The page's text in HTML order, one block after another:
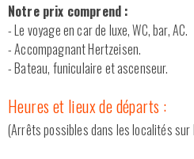
Notre prix comprend :
- Le voyage en car de luxe, WC, bar, AC.
- Accompagnant Hertzeisen.
- Bateau, funiculaire et ascenseur.
Heures et lieux de départs :
(Arrêts possibles dans les localités